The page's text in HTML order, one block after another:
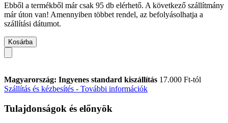
Ebből a termékből már csak 95 db elérhető. A következő szállítmány
már úton van! Amennyiben többet rendel, az befolyásolhatja a
szállítási dátumot.
Kosárba
Magyarország: Ingyenes standard kiszállítás 17.000 Ft-tól
Szállítás és kézbesítés - További információk
Tulajdonságok és előnyök